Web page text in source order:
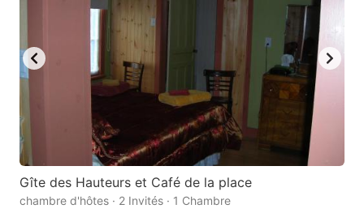
Gîte des Hauteurs et Café de la place
chambre d'hôtes · 2 Invités · 1 Chambre